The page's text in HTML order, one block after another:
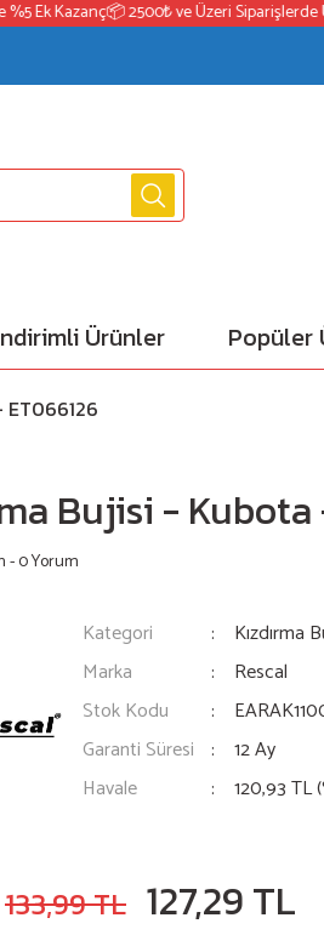
Kazanç📦 2500₺ ve Üzeri Siparişlerde
Ürünler Popüler
Bujisi -
- 0 Yorum
Kategori
Kızdırma
Marka
Rescal
Stok Kodu
Garanti Süresi
12 Ay
Havale
120,93 TL
133,99 TL 127,29 TL